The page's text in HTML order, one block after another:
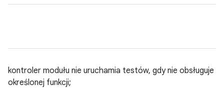
kontroler modułu nie uruchamia testów, gdy nie obsługuje
określonej funkcji;